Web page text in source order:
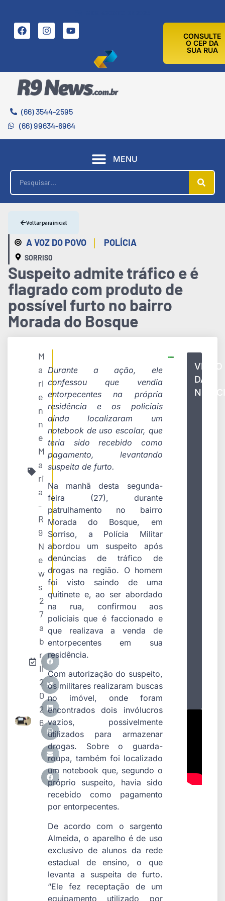
CONSULTE
O CEP DA
SUA RUA
(66) 3544-2595
(66) 99634-6964
MENU
A VOZ DO POVO | POLÍCIA
SORRISO
Voltar para inicial
Suspeito admite tráfico e é
flagrado com produto de
possível furto no bairro
Morada do Bosque
M
a
rl
e
n
n
e
M
a
ri
a
-
R
9
N
e
w
s
2
7
a
b
r
il
2
0
2
6
Durante a ação, ele
confessou que vendia
entorpecentes na própria
residência e os policiais
ainda localizaram um
notebook de uso escolar, que
teria sido recebido como
pagamento, levantando
suspeita de furto.
Na manhã desta segunda-
feira (27), durante
patrulhamento no bairro
Morada do Bosque, em
Sorriso, a Polícia Militar
abordou um suspeito após
denúncias de tráfico de
drogas na região. O homem
foi visto saindo de uma
quitinete e, ao ser abordado
na rua, confirmou aos
policiais que é faccionado e
que realizava a venda de
entorpecentes em sua
residência.
Com autorização do suspeito,
os militares realizaram buscas
no imóvel, onde foram
encontrados dois invólucros
vazios, possivelmente
utilizados para armazenar
drogas. Sobre o guarda-
roupa, também foi localizado
um notebook que, segundo o
próprio suspeito, havia sido
recebido como pagamento
por entorpecentes.
De acordo com o sargento
Almeida, o aparelho é de uso
exclusivo de alunos da rede
estadual de ensino, o que
levanta a suspeita de furto.
“Ele fez receptação de um
equipamento utilizado por
VÍDEO
DA